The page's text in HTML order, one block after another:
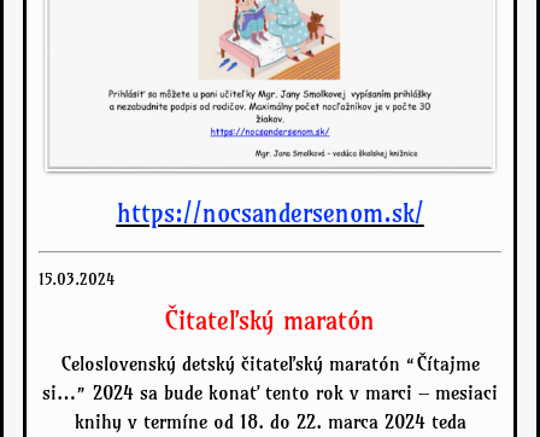
https://nocsandersenom.sk/
15.03.2024
Čitateľský maratón
Celoslovenský detský čitateľský maratón “Čítajme
si…” 2024 sa bude konať tento rok v marci – mesiaci
knihy v termíne od 18. do 22. marca 2024 teda